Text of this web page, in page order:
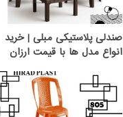
صندلی پلاستیکی مبلی | خرید
انواع مدل ها با قیمت ارزان